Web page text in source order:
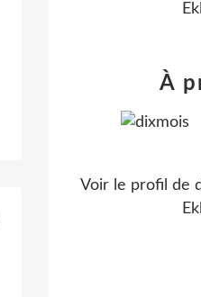
À
Voir le profil de